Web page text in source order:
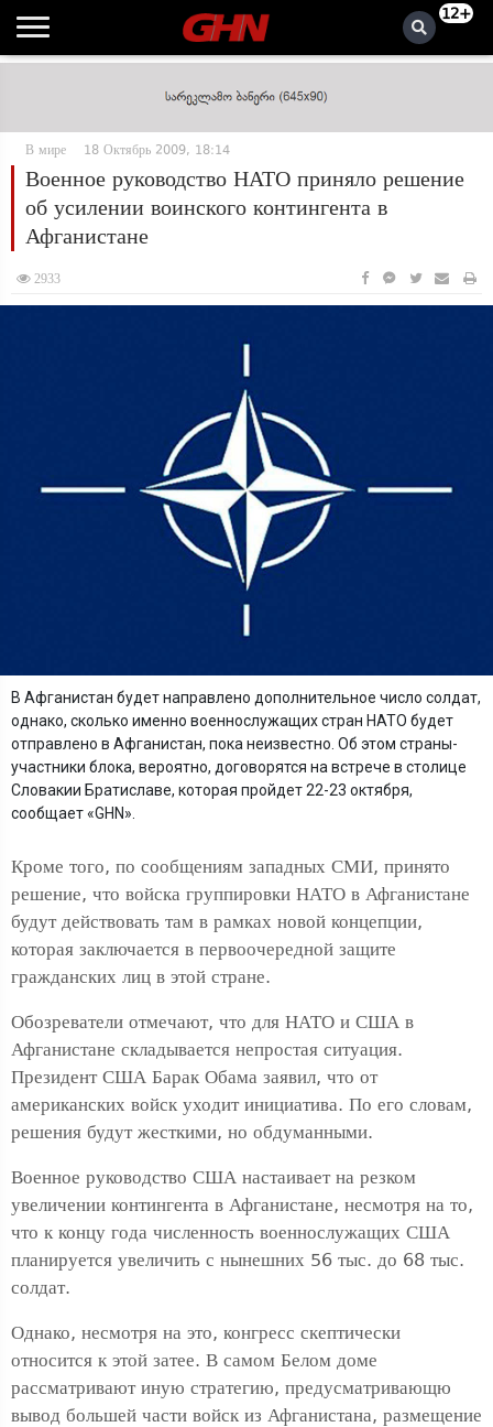
12+
В мире 18 Октябрь 2009, 18:14
Военное руководство НАТО приняло решение
об усилении воинского контингента в
Афганистане
2933
В Афганистан будет направлено дополнительное число солдат,
однако, сколько именно военнослужащих стран НАТО будет
отправлено в Афганистан, пока неизвестно. Об этом страны-
участники блока, вероятно, договорятся на встрече в столице
Словакии Братиславе, которая пройдет 22-23 октября,
сообщает «GHN».
Кроме того, по сообщениям западных СМИ, принято
решение, что войска группировки НАТО в Афганистане
будут действовать там в рамках новой концепции,
которая заключается в первоочередной защите
гражданских лиц в этой стране.
Обозреватели отмечают, что для НАТО и США в
Афганистане складывается непростая ситуация.
Президент США Барак Обама заявил, что от
американских войск уходит инициатива. По его словам,
решения будут жесткими, но обдуманными.
Военное руководство США настаивает на резком
увеличении контингента в Афганистане, несмотря на то,
что к концу года численность военнослужащих США
планируется увеличить с нынешних 56 тыс. до 68 тыс.
солдат.
Однако, несмотря на это, конгресс скептически
относится к этой затее. В самом Белом доме
рассматривают иную стратегию, предусматривающю
вывод большей части войск из Афганистана, размещение